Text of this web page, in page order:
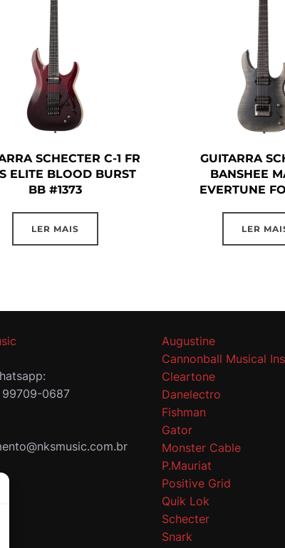
SCHECTER C-1 FR
ELITE BLOOD BURST
BB #1373
LER MAIS
GUITARRA
BANSHEE
EVERTUNE
LER
0687
Augustine
Cannonball Musical
Cleartone
Danelectro
Fishman
Gator
Monster Cable
P.Mauriat
Positive Grid
Quik Lok
Schecter
Snark